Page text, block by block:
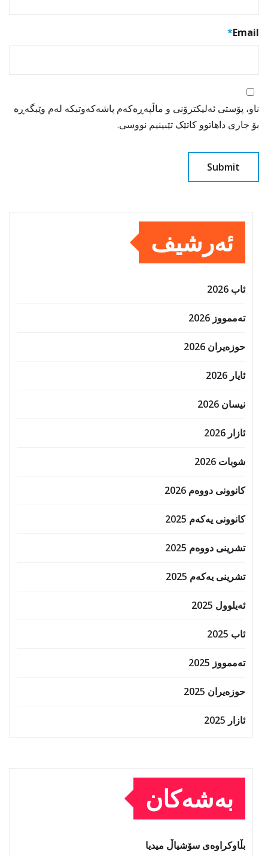
Email
*
ناو، پۆستی ئەلیکترۆنی و ماڵپەڕەکەم پاشەکەوتبکە لەم وێبگەڕە
بۆ جاری داهاتوو کاتێک تێبینیم نووسی.
ئەرشیف
ئاب 2026
تەممووز 2026
حوزه‌یران 2026
ئایار 2026
نیسان 2026
ئازار 2026
شوبات 2026
کانوونی دووەم 2026
کانوونی یەکەم 2025
تشرینی دووەم 2025
تشرینی یەکەم 2025
ئەیلوول 2025
ئاب 2025
تەممووز 2025
حوزه‌یران 2025
ئازار 2025
بەشەکان
بڵاوکراوەی سۆشیاڵ میدیا